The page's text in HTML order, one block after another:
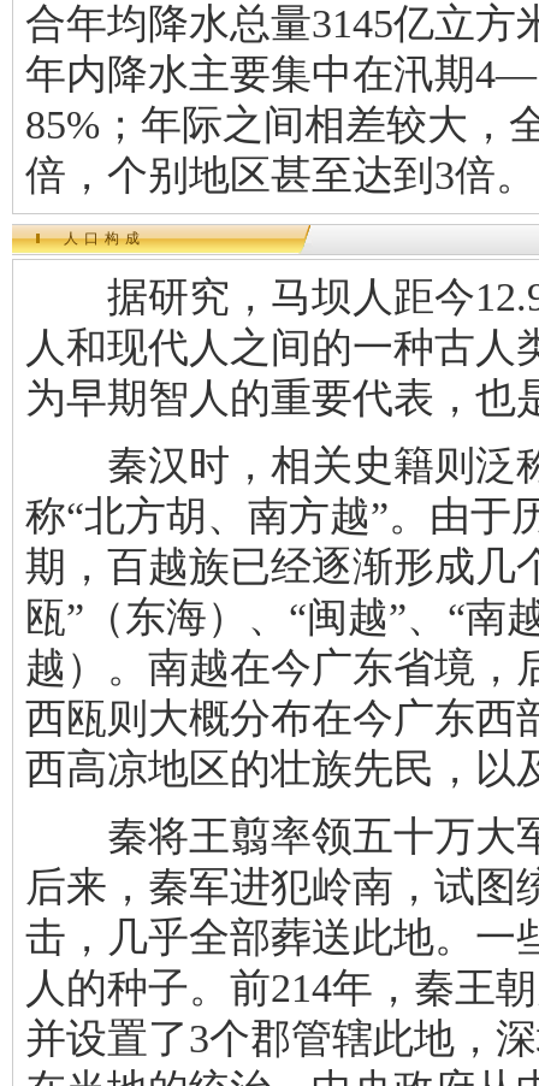
合年均降水总量3145亿立
年内降水主要集中在汛期
85%；年际之间相差较大，
倍，个别地区甚至达到3倍。
人口构成
据研究，马坝人距今
人和现代人之间的一种古
为早期智人的重要代表，也
秦汉时，相关史籍则泛
称“北方胡、南方越”。由于
期，百越族已经逐渐形成几
瓯”（东海）、“闽越”、“南
越）。南越在今广东省境，
西瓯则大概分布在今广东西
西高凉地区的壮族先民，以
秦将王翦率领五十万大
后来，秦军进犯岭南，试图
击，几乎全部葬送此地。一
人的种子。前214年，秦王
并设置了3个郡管辖此地，